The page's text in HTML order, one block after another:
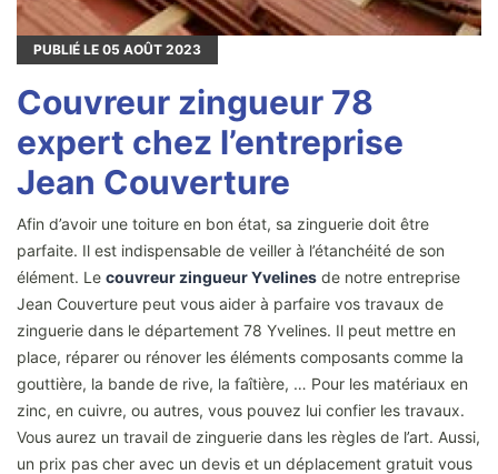
PUBLIÉ LE 05 AOÛT 2023
Couvreur zingueur 78
expert chez l’entreprise
Jean Couverture
Afin d’avoir une toiture en bon état, sa zinguerie doit être
parfaite. Il est indispensable de veiller à l’étanchéité de son
élément. Le couvreur zingueur Yvelines de notre entreprise
Jean Couverture peut vous aider à parfaire vos travaux de
zinguerie dans le département 78 Yvelines. Il peut mettre en
place, réparer ou rénover les éléments composants comme la
gouttière, la bande de rive, la faîtière, … Pour les matériaux en
zinc, en cuivre, ou autres, vous pouvez lui confier les travaux.
Vous aurez un travail de zinguerie dans les règles de l’art. Aussi,
un prix pas cher avec un devis et un déplacement gratuit vous